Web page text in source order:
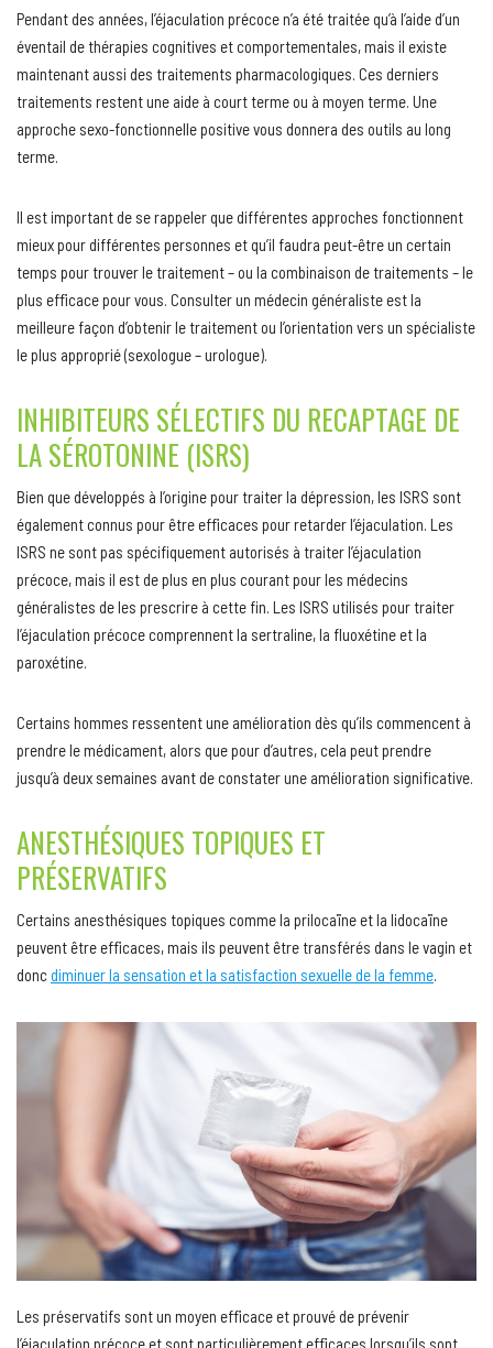
Pendant des années, l’éjaculation précoce n’a été traitée qu’à l’aide d’un
éventail de thérapies cognitives et comportementales, mais il existe
maintenant aussi des traitements pharmacologiques. Ces derniers
traitements restent une aide à court terme ou à moyen terme. Une
approche sexo-fonctionnelle positive vous donnera des outils au long
terme.
Il est important de se rappeler que différentes approches fonctionnent
mieux pour différentes personnes et qu’il faudra peut-être un certain
temps pour trouver le traitement – ou la combinaison de traitements – le
plus efficace pour vous. Consulter un médecin généraliste est la
meilleure façon d’obtenir le traitement ou l’orientation vers un spécialiste
le plus approprié (sexologue – urologue).
INHIBITEURS SÉLECTIFS DU RECAPTAGE DE
LA SÉROTONINE (ISRS)
Bien que développés à l’origine pour traiter la dépression, les ISRS sont
également connus pour être efficaces pour retarder l’éjaculation. Les
ISRS ne sont pas spécifiquement autorisés à traiter l’éjaculation
précoce, mais il est de plus en plus courant pour les médecins
généralistes de les prescrire à cette fin. Les ISRS utilisés pour traiter
l’éjaculation précoce comprennent la sertraline, la fluoxétine et la
paroxétine.
Certains hommes ressentent une amélioration dès qu’ils commencent à
prendre le médicament, alors que pour d’autres, cela peut prendre
jusqu’à deux semaines avant de constater une amélioration significative.
ANESTHÉSIQUES TOPIQUES ET
PRÉSERVATIFS
Certains anesthésiques topiques comme la prilocaïne et la lidocaïne
peuvent être efficaces, mais ils peuvent être transférés dans le vagin et
doncdiminuer la sensation et la satisfaction sexuelle de la femme.
Les préservatifs sont un moyen efficace et prouvé de prévenir
l’éjaculation précoce et sont particulièrement efficaces lorsqu’ils sont